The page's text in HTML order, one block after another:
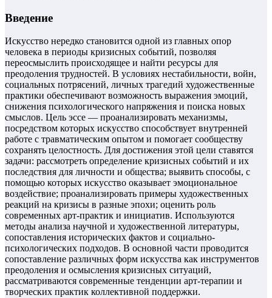
Введение
Искусство нередко становится одной из главных опор
человека в периоды кризисных событий, позволяя
переосмыслить происходящее и найти ресурсы для
преодоления трудностей. В условиях нестабильности, войн,
социальных потрясений, личных трагедий художественные
практики обеспечивают возможность выражения эмоций,
снижения психологического напряжения и поиска новых
смыслов. Цель эссе — проанализировать механизмы,
посредством которых искусство способствует внутренней
работе с травматическим опытом и помогает сообществу
сохранять целостность. Для достижения этой цели ставятся
задачи: рассмотреть определение кризисных событий и их
последствия для личности и общества; выявить способы, с
помощью которых искусство оказывает эмоциональное
воздействие; проанализировать примеры художественных
реакций на кризисы в разные эпохи; оценить роль
современных арт-практик и инициатив. Используются
методы анализа научной и художественной литературы,
сопоставления исторических фактов и социально-
психологических подходов. В основной части проводится
сопоставление различных форм искусства как инструментов
преодоления и осмысления кризисных ситуаций,
рассматриваются современные тенденции арт-терапии и
творческих практик коллективной поддержки.